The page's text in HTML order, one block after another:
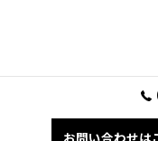
お問い合わせは